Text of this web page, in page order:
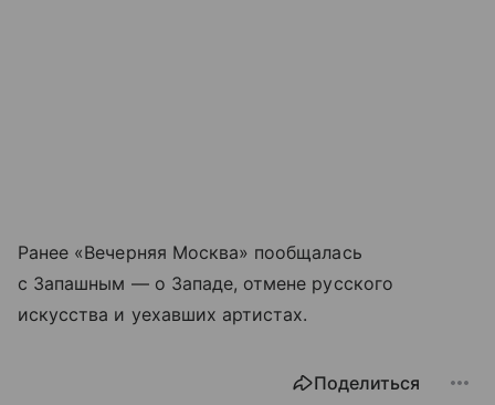
Ранее «Вечерняя Москва» пообщалась
с Запашным — о Западе, отмене русского
искусства и уехавших артистах.
Поделиться